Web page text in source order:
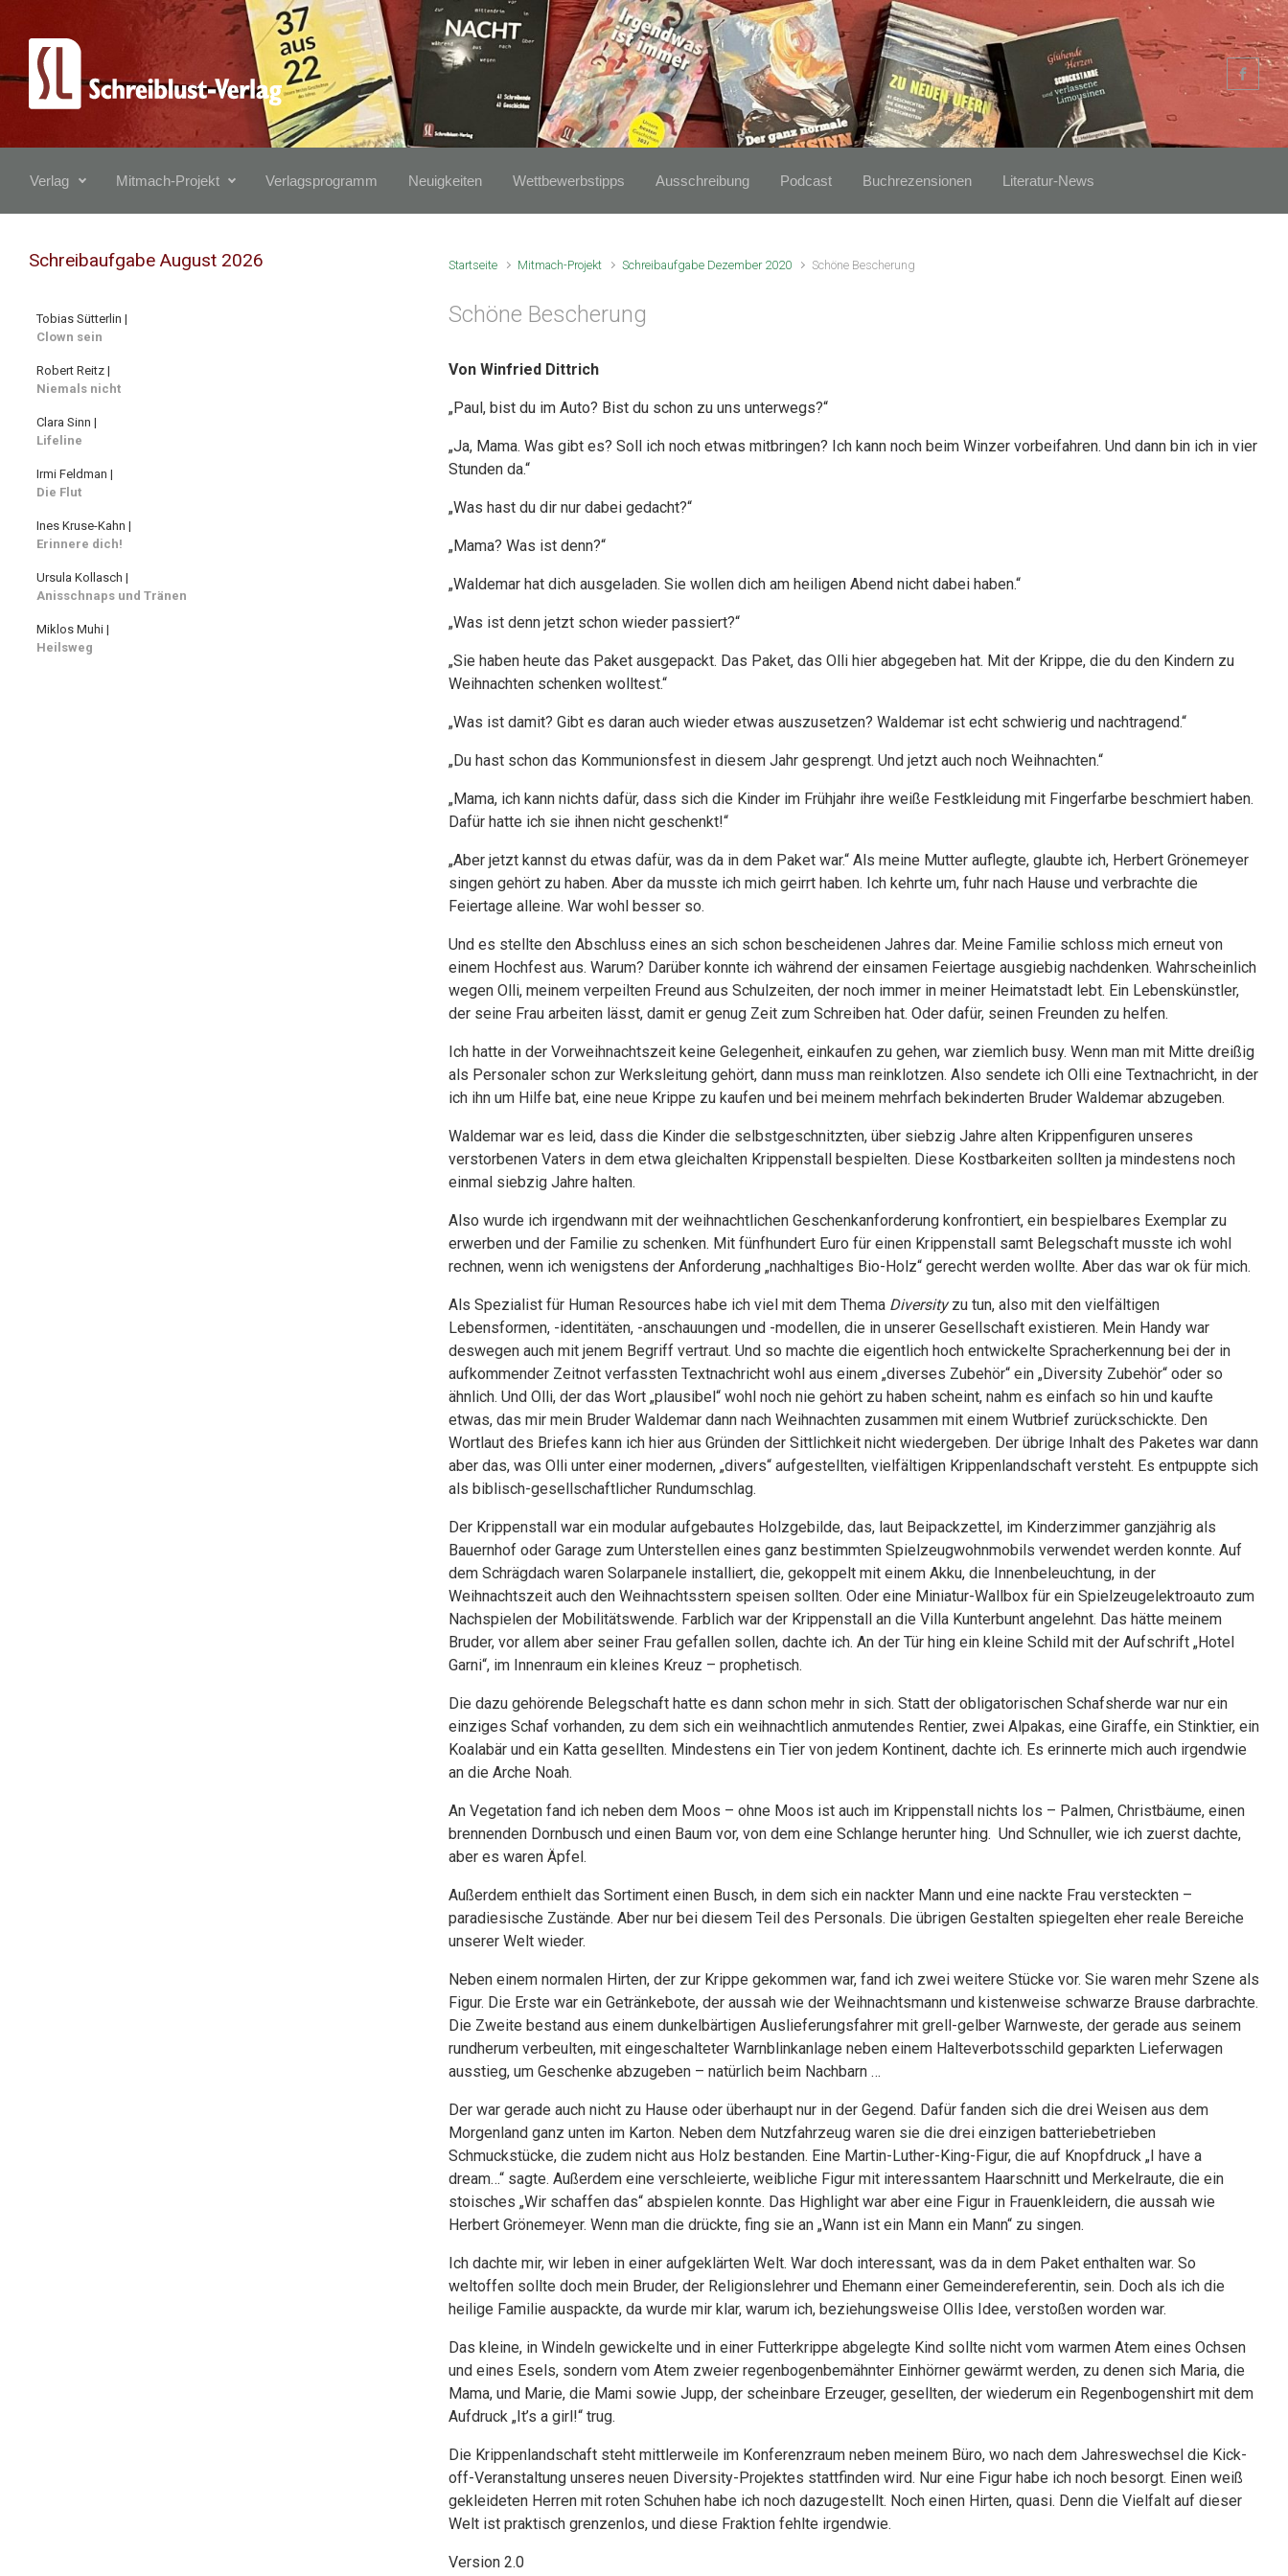
Zum Hauptinhalt springen
Verlag Mitmach-Projekt Verlagsprogramm Neuigkeiten Wettbewerbstipps Ausschreibung Podcast Buchrezensionen Literatur-News
Startseite Mitmach-Projekt Schreibaufgabe Dezember 2020 Schöne Bescherung
Schöne Bescherung
Von Winfried Dittrich
„Paul, bist du im Auto? Bist du schon zu uns unterwegs?“
„Ja, Mama. Was gibt es? Soll ich noch etwas mitbringen? Ich kann noch beim Winzer vorbeifahren. Und dann bin ich in vier
Stunden da.“
„Was hast du dir nur dabei gedacht?“
„Mama? Was ist denn?“
„Waldemar hat dich ausgeladen. Sie wollen dich am heiligen Abend nicht dabei haben.“
„Was ist denn jetzt schon wieder passiert?“
„Sie haben heute das Paket ausgepackt. Das Paket, das Olli hier abgegeben hat. Mit der Krippe, die du den Kindern zu
Weihnachten schenken wolltest.“
„Was ist damit? Gibt es daran auch wieder etwas auszusetzen? Waldemar ist echt schwierig und nachtragend.“
„Du hast schon das Kommunionsfest in diesem Jahr gesprengt. Und jetzt auch noch Weihnachten.“
„Mama, ich kann nichts dafür, dass sich die Kinder im Frühjahr ihre weiße Festkleidung mit Fingerfarbe beschmiert haben.
Dafür hatte ich sie ihnen nicht geschenkt!“
„Aber jetzt kannst du etwas dafür, was da in dem Paket war.“ Als meine Mutter auflegte, glaubte ich, Herbert Grönemeyer
singen gehört zu haben. Aber da musste ich mich geirrt haben. Ich kehrte um, fuhr nach Hause und verbrachte die
Feiertage alleine. War wohl besser so.
Und es stellte den Abschluss eines an sich schon bescheidenen Jahres dar. Meine Familie schloss mich erneut von
einem Hochfest aus. Warum? Darüber konnte ich während der einsamen Feiertage ausgiebig nachdenken. Wahrscheinlich
wegen Olli, meinem verpeilten Freund aus Schulzeiten, der noch immer in meiner Heimatstadt lebt. Ein Lebenskünstler,
der seine Frau arbeiten lässt, damit er genug Zeit zum Schreiben hat. Oder dafür, seinen Freunden zu helfen.
Ich hatte in der Vorweihnachtszeit keine Gelegenheit, einkaufen zu gehen, war ziemlich busy. Wenn man mit Mitte dreißig
als Personaler schon zur Werksleitung gehört, dann muss man reinklotzen. Also sendete ich Olli eine Textnachricht, in der
ich ihn um Hilfe bat, eine neue Krippe zu kaufen und bei meinem mehrfach bekinderten Bruder Waldemar abzugeben.
Waldemar war es leid, dass die Kinder die selbstgeschnitzten, über siebzig Jahre alten Krippenfiguren unseres
verstorbenen Vaters in dem etwa gleichalten Krippenstall bespielten. Diese Kostbarkeiten sollten ja mindestens noch
einmal siebzig Jahre halten.
Also wurde ich irgendwann mit der weihnachtlichen Geschenkanforderung konfrontiert, ein bespielbares Exemplar zu
erwerben und der Familie zu schenken. Mit fünfhundert Euro für einen Krippenstall samt Belegschaft musste ich wohl
rechnen, wenn ich wenigstens der Anforderung „nachhaltiges Bio-Holz“ gerecht werden wollte. Aber das war ok für mich.
Als Spezialist für Human Resources habe ich viel mit dem Thema Diversityzu tun, also mit den vielfältigen
Lebensformen, -identitäten, -anschauungen und -modellen, die in unserer Gesellschaft existieren. Mein Handy war
deswegen auch mit jenem Begriff vertraut. Und so machte die eigentlich hoch entwickelte Spracherkennung bei der in
aufkommender Zeitnot verfassten Textnachricht wohl aus einem „diverses Zubehör“ ein „Diversity Zubehör“ oder so
ähnlich. Und Olli, der das Wort „plausibel“ wohl noch nie gehört zu haben scheint, nahm es einfach so hin und kaufte
etwas, das mir mein Bruder Waldemar dann nach Weihnachten zusammen mit einem Wutbrief zurückschickte. Den
Wortlaut des Briefes kann ich hier aus Gründen der Sittlichkeit nicht wiedergeben. Der übrige Inhalt des Paketes war dann
aber das, was Olli unter einer modernen, „divers“ aufgestellten, vielfältigen Krippenlandschaft versteht. Es entpuppte sich
als biblisch-gesellschaftlicher Rundumschlag.
Der Krippenstall war ein modular aufgebautes Holzgebilde, das, laut Beipackzettel, im Kinderzimmer ganzjährig als
Bauernhof oder Garage zum Unterstellen eines ganz bestimmten Spielzeugwohnmobils verwendet werden konnte. Auf
dem Schrägdach waren Solarpanele installiert, die, gekoppelt mit einem Akku, die Innenbeleuchtung, in der
Weihnachtszeit auch den Weihnachtsstern speisen sollten. Oder eine Miniatur-Wallbox für ein Spielzeugelektroauto zum
Nachspielen der Mobilitätswende. Farblich war der Krippenstall an die Villa Kunterbunt angelehnt. Das hätte meinem
Bruder, vor allem aber seiner Frau gefallen sollen, dachte ich. An der Tür hing ein kleine Schild mit der Aufschrift „Hotel
Garni“, im Innenraum ein kleines Kreuz – prophetisch.
Die dazu gehörende Belegschaft hatte es dann schon mehr in sich. Statt der obligatorischen Schafsherde war nur ein
einziges Schaf vorhanden, zu dem sich ein weihnachtlich anmutendes Rentier, zwei Alpakas, eine Giraffe, ein Stinktier, ein
Koalabär und ein Katta gesellten. Mindestens ein Tier von jedem Kontinent, dachte ich. Es erinnerte mich auch irgendwie
an die Arche Noah.
An Vegetation fand ich neben dem Moos – ohne Moos ist auch im Krippenstall nichts los – Palmen, Christbäume, einen
brennenden Dornbusch und einen Baum vor, von dem eine Schlange herunter hing. Und Schnuller, wie ich zuerst dachte,
aber es waren Äpfel.
Außerdem enthielt das Sortiment einen Busch, in dem sich ein nackter Mann und eine nackte Frau versteckten –
paradiesische Zustände. Aber nur bei diesem Teil des Personals. Die übrigen Gestalten spiegelten eher reale Bereiche
unserer Welt wieder.
Neben einem normalen Hirten, der zur Krippe gekommen war, fand ich zwei weitere Stücke vor. Sie waren mehr Szene als
Figur. Die Erste war ein Getränkebote, der aussah wie der Weihnachtsmann und kistenweise schwarze Brause darbrachte.
Die Zweite bestand aus einem dunkelbärtigen Auslieferungsfahrer mit grell-gelber Warnweste, der gerade aus seinem
rundherum verbeulten, mit eingeschalteter Warnblinkanlage neben einem Halteverbotsschild geparkten Lieferwagen
ausstieg, um Geschenke abzugeben – natürlich beim Nachbarn …
Der war gerade auch nicht zu Hause oder überhaupt nur in der Gegend. Dafür fanden sich die drei Weisen aus dem
Morgenland ganz unten im Karton. Neben dem Nutzfahrzeug waren sie die drei einzigen batteriebetrieben
Schmuckstücke, die zudem nicht aus Holz bestanden. Eine Martin-Luther-King-Figur, die auf Knopfdruck „I have a
dream…“ sagte. Außerdem eine verschleierte, weibliche Figur mit interessantem Haarschnitt und Merkelraute, die ein
stoisches „Wir schaffen das“ abspielen konnte. Das Highlight war aber eine Figur in Frauenkleidern, die aussah wie
Herbert Grönemeyer. Wenn man die drückte, fing sie an „Wann ist ein Mann ein Mann“ zu singen.
Ich dachte mir, wir leben in einer aufgeklärten Welt. War doch interessant, was da in dem Paket enthalten war. So
weltoffen sollte doch mein Bruder, der Religionslehrer und Ehemann einer Gemeindereferentin, sein. Doch als ich die
heilige Familie auspackte, da wurde mir klar, warum ich, beziehungsweise Ollis Idee, verstoßen worden war.
Das kleine, in Windeln gewickelte und in einer Futterkrippe abgelegte Kind sollte nicht vom warmen Atem eines Ochsen
und eines Esels, sondern vom Atem zweier regenbogenbemähnter Einhörner gewärmt werden, zu denen sich Maria, die
Mama, und Marie, die Mami sowie Jupp, der scheinbare Erzeuger, gesellten, der wiederum ein Regenbogenshirt mit dem
Aufdruck „It’s a girl!“ trug.
Die Krippenlandschaft steht mittlerweile im Konferenzraum neben meinem Büro, wo nach dem Jahreswechsel die Kick-
off-Veranstaltung unseres neuen Diversity-Projektes stattfinden wird. Nur eine Figur habe ich noch besorgt. Einen weiß
gekleideten Herren mit roten Schuhen habe ich noch dazugestellt. Noch einen Hirten, quasi. Denn die Vielfalt auf dieser
Welt ist praktisch grenzenlos, und diese Fraktion fehlte irgendwie.
Version 2.0
Schreibaufgabe August 2026
Tobias Sütterlin |
Clown sein
Robert Reitz |
Niemals nicht
Clara Sinn |
Lifeline
Irmi Feldman |
Die Flut
Ines Kruse-Kahn |
Erinnere dich!
Ursula Kollasch |
Anisschnaps und Tränen
Miklos Muhi |
Heilsweg